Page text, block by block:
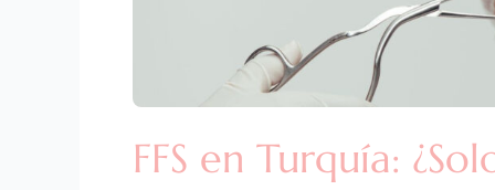
FFS en Turquía:
más?